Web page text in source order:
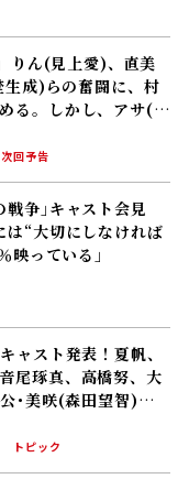
りん(見上愛)、直美
成)らの奮闘に、村
る。しかし、アサ(美
か改善せず……
次回予告
戦争｣キャスト会見
は“大切にしなければ
映っている」
ャスト発表！夏帆、
尾琢真、高橋努、大
公･美咲(森田望智)が
2027年度前期放送
トピック